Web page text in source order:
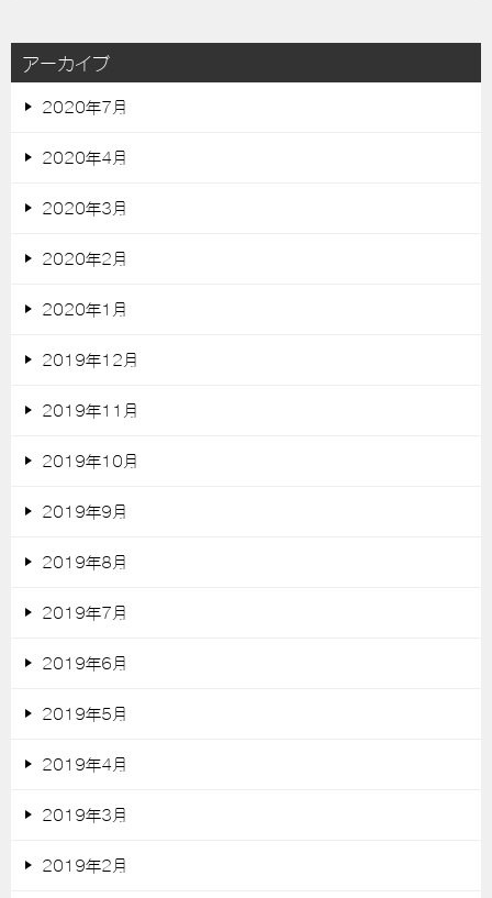
アーカイブ
2020年7月
2020年4月
2020年3月
2020年2月
2020年1月
2019年12月
2019年11月
2019年10月
2019年9月
2019年8月
2019年7月
2019年6月
2019年5月
2019年4月
2019年3月
2019年2月